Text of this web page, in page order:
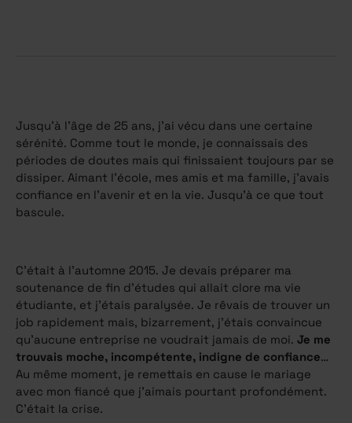
Jusqu’à l’âge de 25 ans, j’ai vécu dans une certaine
sérénité. Comme tout le monde, je connaissais des
périodes de doutes mais qui finissaient toujours par se
dissiper. Aimant l’école, mes amis et ma famille, j’avais
confiance en l’avenir et en la vie. Jusqu’à ce que tout
bascule.
C’était à l’automne 2015. Je devais préparer ma
soutenance de fin d’études qui allait clore ma vie
étudiante, et j’étais paralysée. Je rêvais de trouver un
job rapidement mais, bizarrement, j’étais convaincue
qu’aucune entreprise ne voudrait jamais de moi. Je me
trouvais moche, incompétente, indigne de confiance…
Au même moment, je remettais en cause le mariage
avec mon fiancé que j’aimais pourtant profondément.
C’était la crise.